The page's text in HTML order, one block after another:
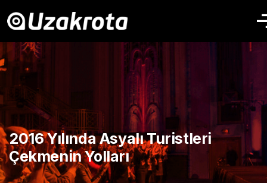
2016 Yılında Asyalı Turistleri
Çekmenin Yolları